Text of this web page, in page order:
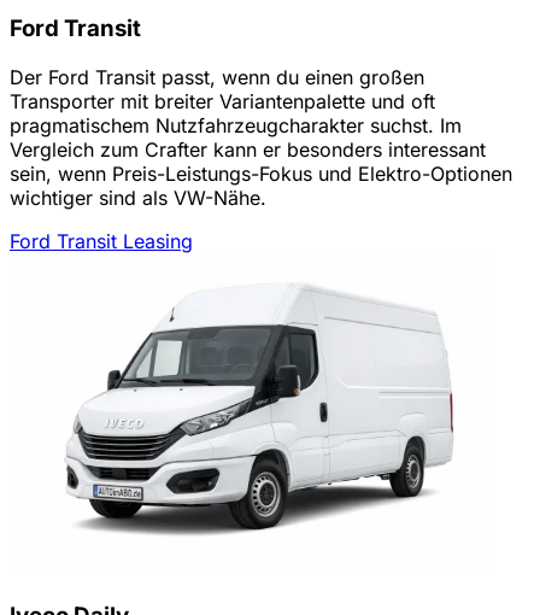
Ford Transit
Der Ford Transit passt, wenn du einen großen
Transporter mit breiter Variantenpalette und oft
pragmatischem Nutzfahrzeugcharakter suchst. Im
Vergleich zum Crafter kann er besonders interessant
sein, wenn Preis-Leistungs-Fokus und Elektro-Optionen
wichtiger sind als VW-Nähe.
Ford Transit Leasing